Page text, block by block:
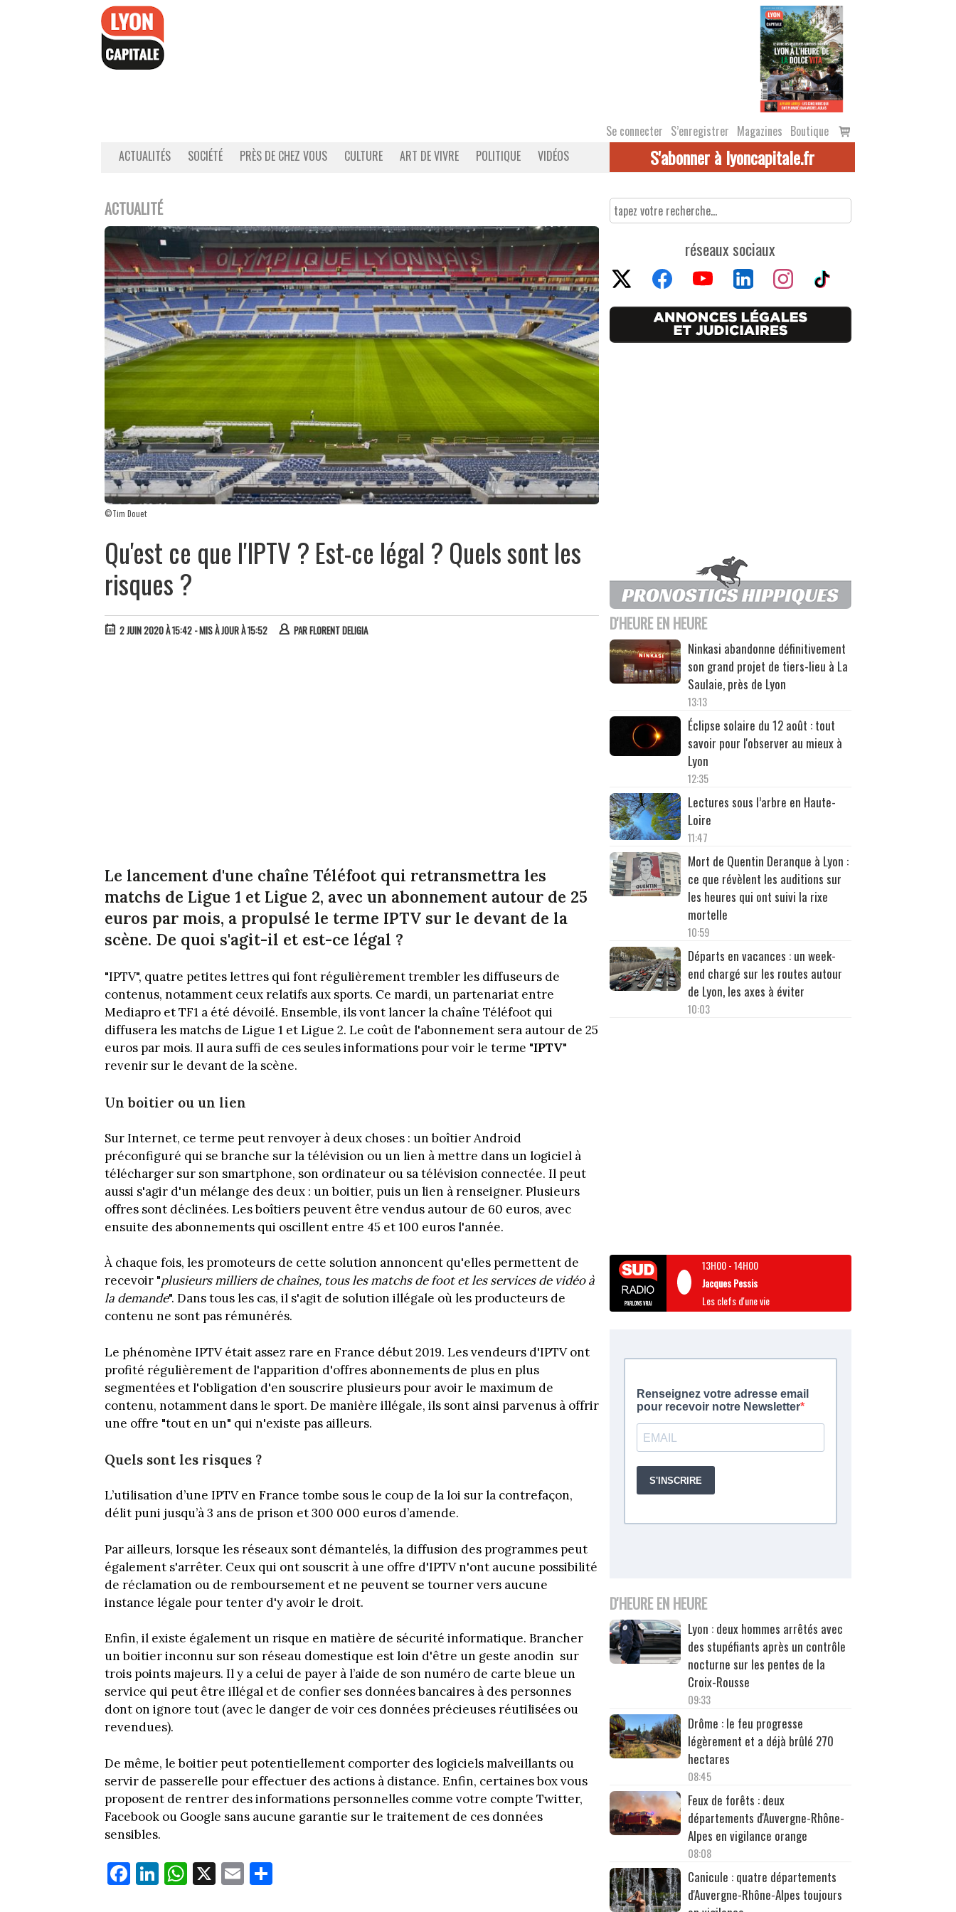
Se connecter S’enregistrer Magazines Boutique
Voir
le
ACTUALITÉS SOCIÉTÉ PRÈS DE CHEZ VOUS CULTURE ART DE VIVRE POLITIQUE VIDÉOS S'abonner à lyoncapitale.fr
ACTUALITÉ
©Tim Douet
Qu'est ce que l'IPTV ? Est-ce légal ? Quels sont les
risques ?
2 JUIN 2020 À 15:42 - MIS À JOUR À 15:52 PARFLORENT DELIGIA
Le lancement d'une chaîne Téléfoot qui retransmettra les
matchs de Ligue 1 et Ligue 2, avec un abonnement autour de 25
euros par mois, a propulsé le terme IPTV sur le devant de la
scène. De quoi s'agit-il et est-ce légal ?
"IPTV", quatre petites lettres qui font régulièrement trembler les diffuseurs de
contenus, notamment ceux relatifs aux sports. Ce mardi, un partenariat entre
Mediapro et TF1 a été dévoilé. Ensemble, ils vont lancer la chaîne Téléfoot qui
diffusera les matchs de Ligue 1 et Ligue 2. Le coût de l'abonnement sera autour de 25
euros par mois. Il aura suffi de ces seules informations pour voir le terme "IPTV"
revenir sur le devant de la scène.
Un boitier ou un lien
Sur Internet, ce terme peut renvoyer à deux choses : un boîtier Android
préconfiguré qui se branche sur la télévision ou un lien à mettre dans un logiciel à
télécharger sur son smartphone, son ordinateur ou sa télévision connectée. Il peut
aussi s'agir d'un mélange des deux : un boitier, puis un lien à renseigner. Plusieurs
offres sont déclinées. Les boîtiers peuvent être vendus autour de 60 euros, avec
ensuite des abonnements qui oscillent entre 45 et 100 euros l'année.
À chaque fois, les promoteurs de cette solution annoncent qu'elles permettent de
recevoir "plusieurs milliers de chaînes, tous les matchs de foot et les services de vidéo à
la demande". Dans tous les cas, il s'agit de solution illégale où les producteurs de
contenu ne sont pas rémunérés.
Le phénomène IPTV était assez rare en France début 2019. Les vendeurs d'IPTV ont
profité régulièrement de l'apparition d'offres abonnements de plus en plus
segmentées et l'obligation d'en souscrire plusieurs pour avoir le maximum de
contenu, notamment dans le sport. De manière illégale, ils sont ainsi parvenus à offrir
une offre "tout en un" qui n'existe pas ailleurs.
Quels sont les risques ?
L’utilisation d’une IPTV en France tombe sous le coup de la loi sur la contrefaçon,
délit puni jusqu’à 3 ans de prison et 300 000 euros d’amende.
Par ailleurs, lorsque les réseaux sont démantelés, la diffusion des programmes peut
également s'arrêter. Ceux qui ont souscrit à une offre d'IPTV n'ont aucune possibilité
de réclamation ou de remboursement et ne peuvent se tourner vers aucune
instance légale pour tenter d'y avoir le droit.
Enfin, il existe également un risque en matière de sécurité informatique. Brancher
un boitier inconnu sur son réseau domestique est loin d'être un geste anodin sur
trois points majeurs. Il y a celui de payer à l’aide de son numéro de carte bleue un
service qui peut être illégal et de confier ses données bancaires à des personnes
dont on ignore tout (avec le danger de voir ces données précieuses réutilisées ou
revendues).
De même, le boitier peut potentiellement comporter des logiciels malveillants ou
servir de passerelle pour effectuer des actions à distance. Enfin, certaines box vous
proposent de rentrer des informations personnelles comme votre compte Twitter,
Facebook ou Google sans aucune garantie sur le traitement de ces données
sensibles.
Fa
ce
Li
nk
W
ha
X E
m
réseaux sociaux
D'HEURE EN HEURE
Ninkasi abandonne définitivement
son grand projet de tiers-lieu à La
Saulaie, près de Lyon
13:13
Éclipse solaire du 12 août : tout
savoir pour l'observer au mieux à
Lyon
12:35
Lectures sous l’arbre en Haute-
Loire
11:47
Mort de Quentin Deranque à Lyon :
ce que révèlent les auditions sur
les heures qui ont suivi la rixe
mortelle
10:59
Départs en vacances : un week-
end chargé sur les routes autour
de Lyon, les axes à éviter
10:03
13H00-14H00
Jacques Pessis
Les clefs d'une vie
D'HEURE EN HEURE
Lyon : deux hommes arrêtés avec
des stupéfiants après un contrôle
nocturne sur les pentes de la
Croix-Rousse
09:33
Drôme : le feu progresse
légèrement et a déjà brûlé 270
hectares
08:45
Feux de forêts : deux
départements d'Auvergne-Rhône-
Alpes en vigilance orange
08:08
Canicule : quatre départements
d'Auvergne-Rhône-Alpes toujours